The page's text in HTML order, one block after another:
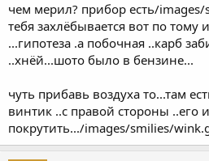
чем мерил? прибор есть/
тебя захлёбывается вот по тому
...гипотеза .а побочная ..карб
..хнёй...шото было в бензине...
чуть прибавь воздуха то...там
винтик ..с правой стороны ..его
покрутить.../images/smilies/